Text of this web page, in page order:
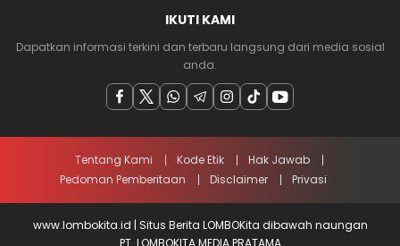
IKUTI KAMI
Dapatkan informasi terkini dan terbaru langsung dari media sosial
anda.
Tentang Kami Kode Etik
Hak Jawab
Pedoman Pemberitaan
Disclaimer Privasi
www.lombokita.id | Situs Berita LOMBOKita dibawah naungan